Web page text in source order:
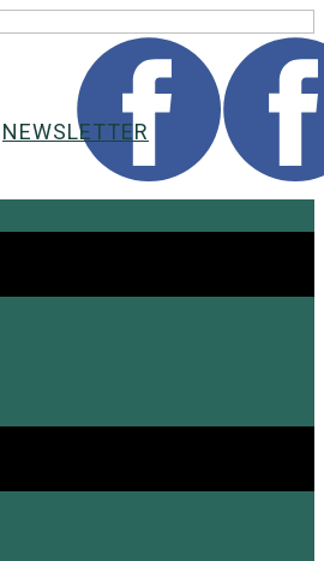
NEWSLETTER